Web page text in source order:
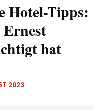
Hotel-Tipps:
Ernest
hat
2023